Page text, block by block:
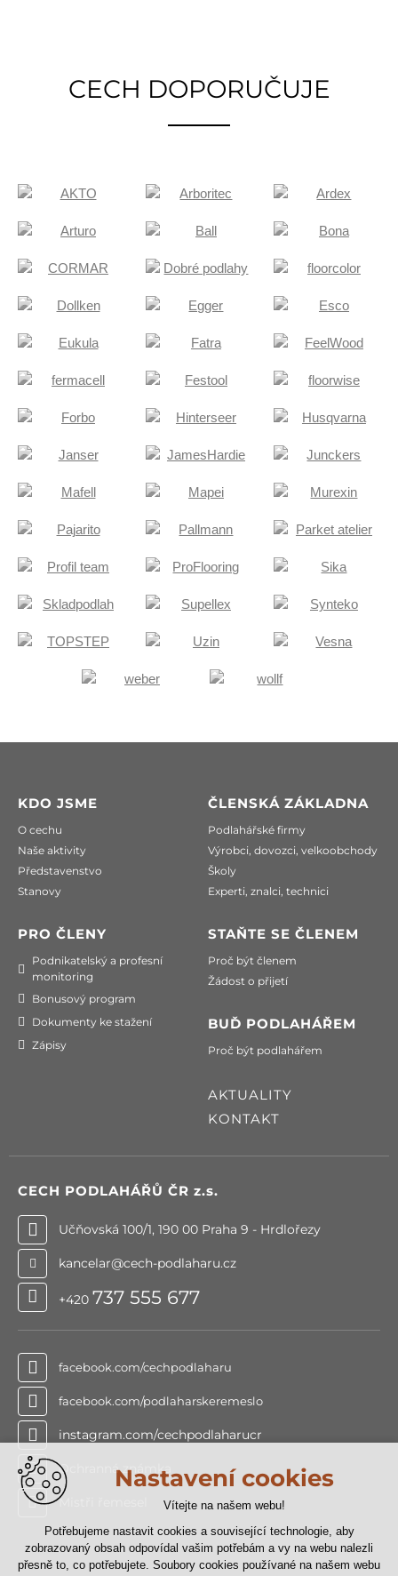
CECH DOPORUČUJE
KDO JSME
O cechu
Naše aktivity
Představenstvo
Stanovy
PRO ČLENY
Podnikatelský a profesní
monitoring
Bonusový program
Dokumenty ke stažení
Zápisy
ČLENSKÁ ZÁKLADNA
Podlahářské firmy
Výrobci, dovozci, velkoobchody
Školy
Experti, znalci, technici
STAŇTE SE ČLENEM
Proč být členem
Žádost o přijetí
BUĎ PODLAHÁŘEM
Proč být podlahářem
AKTUALITY
KONTAKT
CECH PODLAHÁŘŮ ČR z.s.
Učňovská 100/1, 190 00 Praha 9 - Hrdlořezy
kancelar@cech-podlaharu.cz
+420 737 555 677
facebook.com/cechpodlaharu
facebook.com/podlaharskeremeslo
instagram.com/cechpodlaharucr
Ochranná známka
Mistři řemesel
Nastavení cookies
Vítejte na našem webu!
Potřebujeme nastavit cookies a související technologie, aby
zobrazovaný obsah odpovídal vašim potřebám a vy na webu nalezli
přesně to, co potřebujete. Soubory cookies používané na našem webu